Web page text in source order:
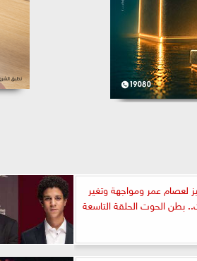
لعصام عمر ومواجهة وتغير
بطن الحوت الحلقة التاسعة